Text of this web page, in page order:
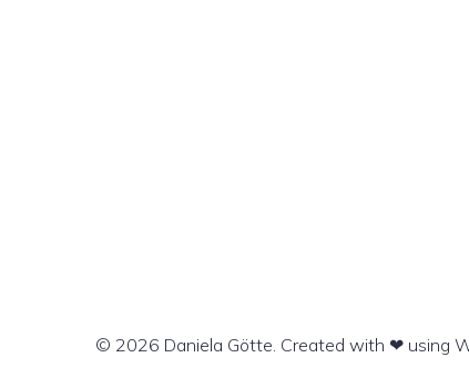
© 2026 Daniela Götte. Created with ❤ using